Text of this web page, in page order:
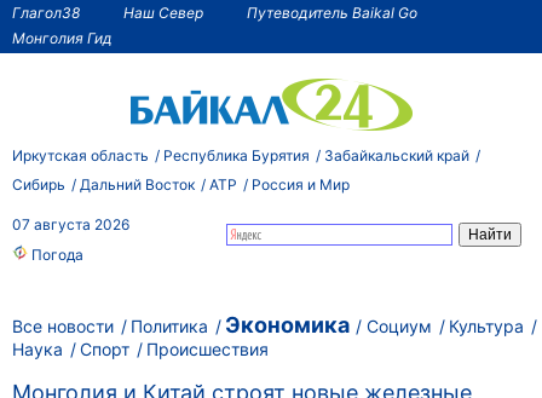
Глагол38 Наш Север
Путеводитель Baikal Go
Монголия Гид
Иркутская область Республика Бурятия
Забайкальский край
Сибирь
Дальний Восток АТР Россия и Мир
07 августа 2026
Погода
Все новости Политика Экономика Социум
Культура
Наука
Спорт Происшествия
Монголия и Китай строят новые железные